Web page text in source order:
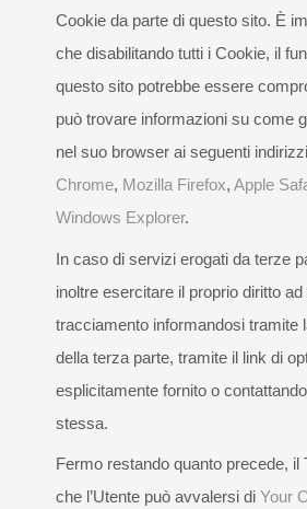
Cookie da parte di questo sito. È
che disabilitando tutti i Cookie, il
questo sito potrebbe essere
può trovare informazioni su come
nel suo browser ai seguenti
Chrome, Mozilla Firefox,Apple
Windows Explorer.
In caso di servizi erogati da terze
inoltre esercitare il proprio diritto
tracciamento informandosi tramite
della terza parte, tramite il link di
esplicitamente fornito o
stessa.
Fermo restando quanto precede, il
che l’Utente può avvalersi diYour